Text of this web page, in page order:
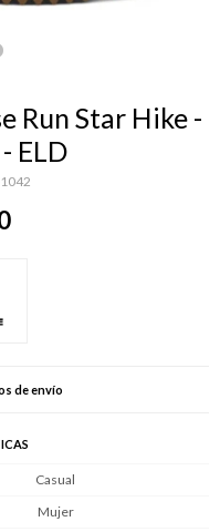
Run Star Hike -
ELD
de envío
Casual
Mujer